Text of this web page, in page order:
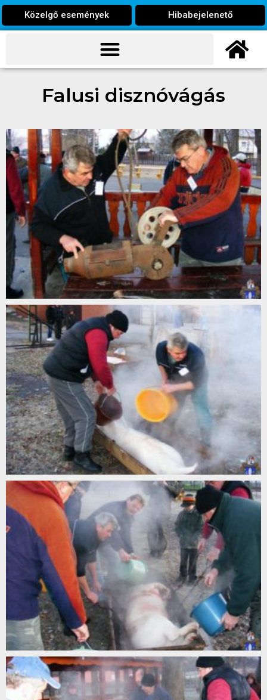
Közelgő események Hibabejelenető
Falusi disznóvágás